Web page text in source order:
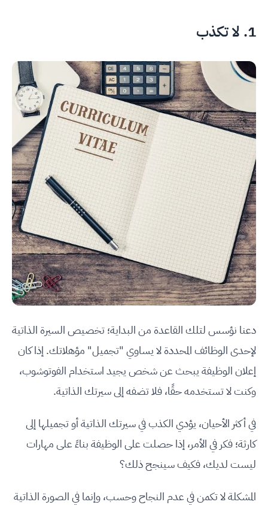
1. لا تكذب
دعنا نؤسس لتلك القاعدة من البداية؛ تخصيص السيرة الذاتية
لإحدى الوظائف المحددة لا يساوي "تجميل" مؤهلاتك. إذا كان
إعلان الوظيفة يبحث عن شخص يجيد استخدام الفوتوشوب،
وكنت لا تستخدمه حقًا، فلا تضفه إلى سيرتك الذاتية.
في أكثر الأحيان، يؤدي الكذب في سيرتك الذاتية أو تجميلها إلى
كارثة؛ فكر في الأمر، إذا حصلت على الوظيفة بناءً على مهارات
ليست لديك، فكيف سينجح ذلك؟
المشكلة لا تكمن في عدم النجاح وحسب، وإنما في الصورة الذاتية